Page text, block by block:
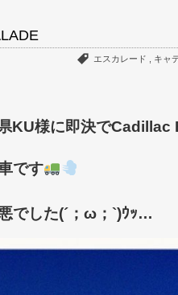
エスカレード キャ
KU様に即決で
です
でした(´；ω；`)ｳｯ…